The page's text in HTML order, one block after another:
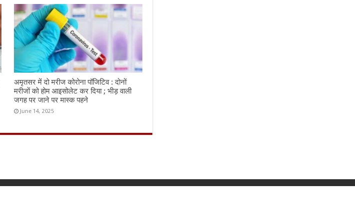
अमृतसर में दो मरीज कोरोना पॉजिटिव : दोनों
मरीजों को होम आइसोलेट कर दिया ; भीड़ वाली
जगह पर जाने पर मास्क पहने
June 14, 2025